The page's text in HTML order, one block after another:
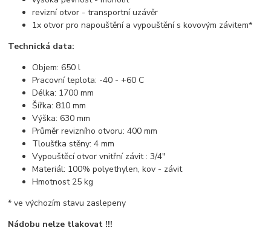
revizní otvor - transportní uzávěr
1x otvor pro napouštění a vypouštění s kovovým závitem*
Technická data:
Objem: 650 l
Pracovní teplota: -40 - +60 C
Délka: 1700 mm
Šířka: 810 mm
Výška: 630 mm
Průměr revizního otvoru: 400 mm
Tloušťka stěny: 4 mm
Vypouštěcí otvor vnitřní závit : 3/4"
Materiál: 100% polyethylen, kov - závit
Hmotnost 25 kg
* ve výchozím stavu zaslepeny
Nádobu nelze tlakovat !!!